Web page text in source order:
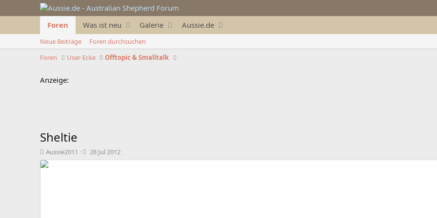
Foren Was ist neu Galerie Aussie.de
Neue Beiträge
Foren durchsuchen
Foren
User-Ecke Offtopic & Smalltalk
Anzeige:
Sheltie
T
h
e
Aussie2011
B
e
28 Jul 2012